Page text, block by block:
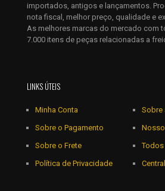
importados, antigos e lançamentos.
nota fiscal, melhor preço, qualidade e
As melhores marcas do mercado com
7.000 itens de peças relacionadas a
LINKS ÚTEIS
Minha Conta
Sobre o Pagamento
Sobre o Frete
Política de Privacidade
Sobre